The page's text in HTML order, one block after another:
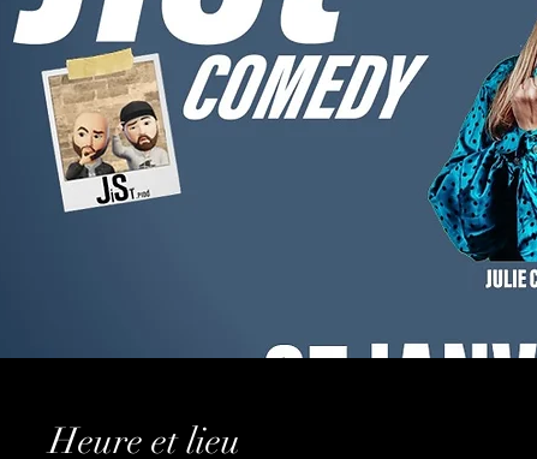
Heure et lieu